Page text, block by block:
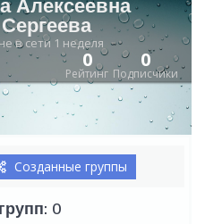
Алексеевна
Сергеева
не в сети 1 неделя
Рейтинг
0
Подписчики
0
Созданные группы
0